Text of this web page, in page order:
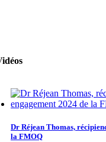
Dr Réjean Thomas,
la FMOQ